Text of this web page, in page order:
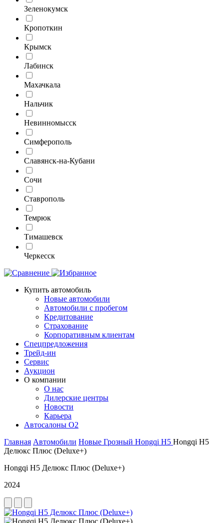
Зеленокумск
Кропоткин
Крымск
Лабинск
Махачкала
Нальчик
Невинномысск
Симферополь
Славянск-на-Кубани
Сочи
Ставрополь
Темрюк
Тимашевск
Черкесск
Купить автомобиль
Новые автомобили
Автомобили с пробегом
Кредитование
Страхование
Корпоративным клиентам
Спецпредложения
Трейд-ин
Сервис
Аукцион
О компании
О нас
Дилерские центры
Новости
Карьера
Автосалоны O2
Главная Автомобили Новые Грозный Hongqi H5 Hongqi H5
Делюкс Плюс (Deluxe+)
Hongqi H5 Делюкс Плюс (Deluxe+)
2024